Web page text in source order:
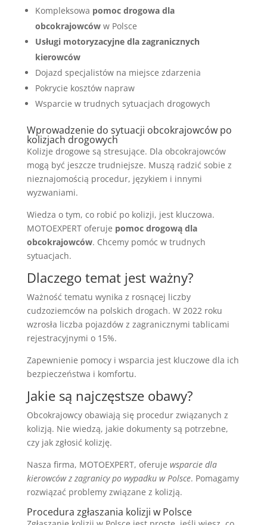
Kompleksowa pomoc drogowa dla
obcokrajowcóww Polsce
Usługi motoryzacyjne dla zagranicznych
kierowców
Dojazd specjalistów na miejsce zdarzenia
Pokrycie kosztów napraw
Wsparcie w trudnych sytuacjach drogowych
Wprowadzenie do sytuacji obcokrajowców po
kolizjach drogowych
Kolizje drogowe są stresujące. Dla obcokrajowców
mogą być jeszcze trudniejsze. Muszą radzić sobie z
nieznajomością procedur, językiem i innymi
wyzwaniami.
Wiedza o tym, co robić po kolizji, jest kluczowa.
MOTOEXPERT oferuje pomoc drogową dla
obcokrajowców. Chcemy pomóc w trudnych
sytuacjach.
Dlaczego temat jest ważny?
Ważność tematu wynika z rosnącej liczby
cudzoziemców na polskich drogach. W 2022 roku
wzrosła liczba pojazdów z zagranicznymi tablicami
rejestracyjnymi o 15%.
Zapewnienie pomocy i wsparcia jest kluczowe dla ich
bezpieczeństwa i komfortu.
Jakie są najczęstsze obawy?
Obcokrajowcy obawiają się procedur związanych z
kolizją. Nie wiedzą, jakie dokumenty są potrzebne,
czy jak zgłosić kolizję.
Nasza firma, MOTOEXPERT, oferuje wsparcie dla
kierowców z zagranicy po wypadku w Polsce. Pomagamy
rozwiązać problemy związane z kolizją.
Procedura zgłaszania kolizji w Polsce